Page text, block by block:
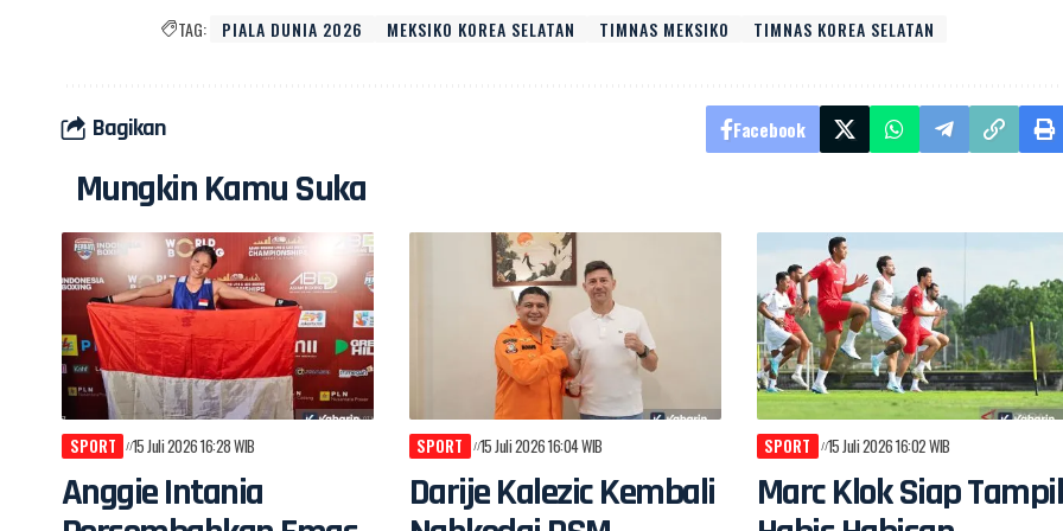
TAG: PIALA DUNIA 2026 MEKSIKO KOREA SELATAN TIMNAS MEKSIKO TIMNAS KOREA SELATAN
Bagikan Facebook
Mungkin Kamu Suka
SPORT 15 Juli 2026 16:28 WIB
Anggie Intania
SPORT 15 Juli 2026 16:04 WIB
Darije Kalezic Kembali
SPORT 15 Juli 2026 16:02 WIB
Marc Klok Siap Tampil